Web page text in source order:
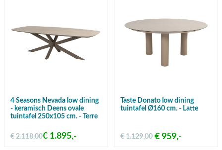
4 Seasons Nevada low dining
- keramisch Deens ovale
tuintafel 250x105 cm. - Terre
€ 2.118,00€ 1.895,-
Taste Donato low dining
tuintafel Ø160 cm. - Latte
€ 959,-
€ 1.129,00